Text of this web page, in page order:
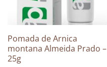
Pomada de Arnica
montana Almeida Prado –
25g